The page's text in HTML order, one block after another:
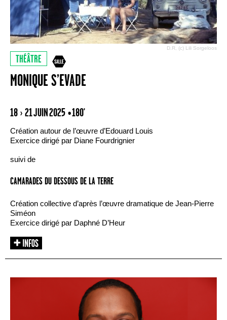
D.R, (c) Lili Sorgeloos
THÉÂTRE
MONIQUE S’EVADE
18 › 21 JUIN 2025 • 180'
Création autour de l’œuvre d’Edouard Louis
Exercice dirigé par Diane Fourdrignier
suivi de
CAMARADES DU DESSOUS DE LA TERRE
Création collective d’après l’œuvre dramatique de Jean-Pierre
Siméon
Exercice dirigé par Daphné D’Heur